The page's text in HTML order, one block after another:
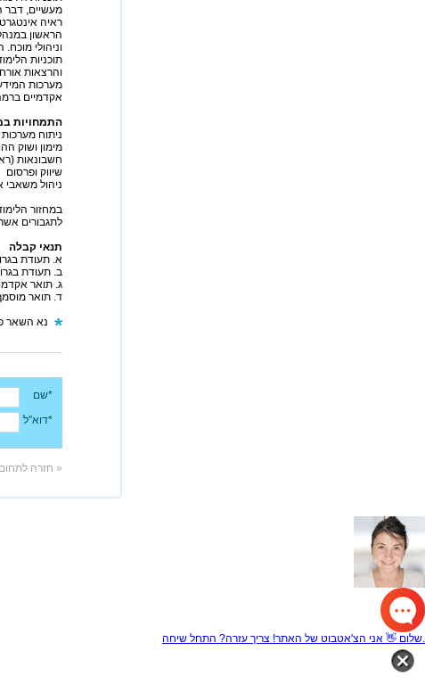
מעשיים, דבר
ראיה
הראשון
וניהולי מוכח. התואר נמשך 3 שנים
תוכניות
והרצאות
מערכות
אקדמיים
התמחויות
ניתוח מערכות
מימון ושוק
חשבונאות
שיווק ופרסום
ניהול משאבי
לתגבורים אשר
תנאי קבלה
א. תעודת בגרות מלאה בממוצע 94+
ב. תעודת בגרות
ג. תואר אקדמי
ד. תואר
נא השאר
*שם
*דוא"ל
« חזרה
שלום 👋 אני הצ'אטבוט של האתר! צריך עזרה? התחל שיחה.